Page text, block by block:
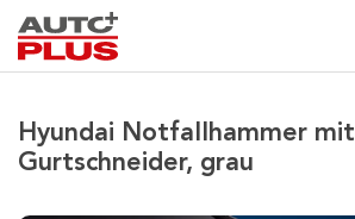
Hyundai Notfallhammer mit
Gurtschneider, grau